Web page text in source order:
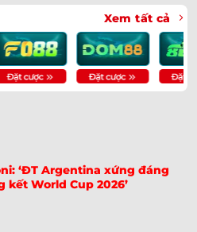
bênh vực sau thất bại trước
chiến thắng trước Mexico
Uy nhờ hat-trick của Dembele
Hiện Vì Messi | Cụ Bà Pauline
Công, Gửi Đơn Lên FIFA Khẩn
Xem tất cả
‘ĐT Argentina xứng đáng
kết World Cup 2026’